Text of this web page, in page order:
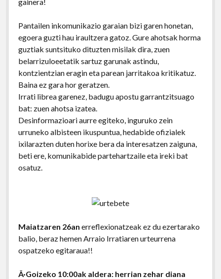
Pantailen inkomunikazio garaian bizi garen honetan,
egoera guzti hau iraultzera gatoz. Gure ahotsak horma
guztiak suntsituko dituzten misilak dira, zuen
belarrizuloeetatik sartuz garunak astindu,
kontzientzian eragin eta parean jarritakoa kritikatuz.
Baina ez gara hor geratzen.
Irrati librea garenez, badugu apostu garrantzitsuago
bat: zuen ahotsa izatea.
Desinformazioari aurre egiteko, inguruko zein
urruneko albisteen ikuspuntua, hedabide ofizialek
ixilarazten duten horixe bera da interesatzen zaiguna,
beti ere, komunikabide partehartzaile eta ireki bat
osatuz.
Maiatzaren 26an erreflexionatzeak ez du ezertarako
balio, beraz hemen Arraio Irratiaren urteurrena
ospatzeko egitaraua!!
Â·Goizeko 10:00ak aldera: herrian zehar diana